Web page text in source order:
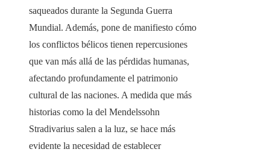
saqueados durante la Segunda Guerra
Mundial. Además, pone de manifiesto cómo
los conflictos bélicos tienen repercusiones
que van más allá de las pérdidas humanas,
afectando profundamente el patrimonio
cultural de las naciones. A medida que más
historias como la del Mendelssohn
Stradivarius salen a la luz, se hace más
evidente la necesidad de establecer